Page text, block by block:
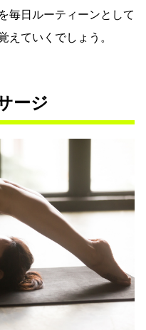
毎日ルーティーンとして
えていくでしょう。
ージ